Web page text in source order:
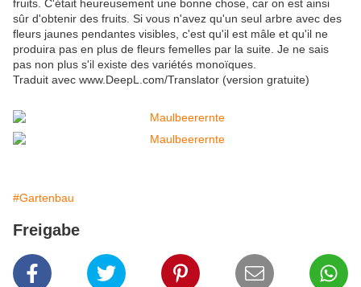
fruits. C'était heureusement une bonne chose, car on est ainsi
sûr d'obtenir des fruits. Si vous n'avez qu'un seul arbre avec des
fleurs jaunes pendantes visibles, c'est qu'il est mâle et qu'il ne
produira pas en plus de fleurs femelles par la suite. Je ne sais
pas non plus s'il existe des variétés monoïques.
Traduit avec www.DeepL.com/Translator (version gratuite)
#Gartenbau
Freigabe